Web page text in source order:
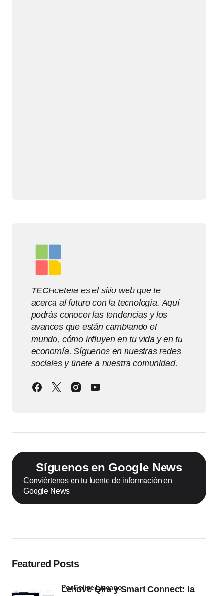
TECHcetera es el sitio web que te
acerca al futuro con la tecnología. Aquí
podrás conocer las tendencias y los
avances que están cambiando el
mundo, cómo influyen en tu vida y en tu
economía. Síguenos en nuestras redes
sociales y únete a nuestra comunidad.
Síguenos en Google News
Conviértenos en tu fuente de información en
Google News
Featured Posts
Lenovo Qira y Smart Connect: la
por Felipe Lizcano